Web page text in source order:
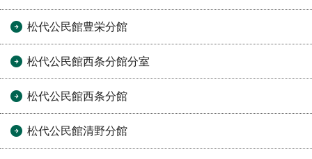
松代公民館豊栄分館
松代公民館西条分館分室
松代公民館西条分館
松代公民館清野分館